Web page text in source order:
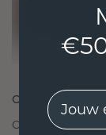
ONTWORPEN
Onze
EMail